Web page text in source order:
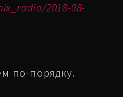
2018-08-
по-порядку.